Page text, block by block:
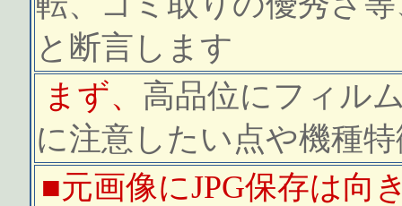
と断言します
まず、 高品位にフィル
に注意したい点や機種
■元画像にJPG保存は向